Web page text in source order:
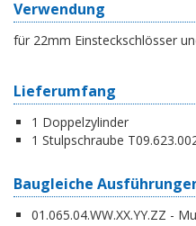
Verwendung
für 22mm Einsteckschlösser
Lieferumfang
1 Doppelzylinder
1 Stulpschraube
Baugleiche
01.065.04.WW.XX.YY.ZZ -